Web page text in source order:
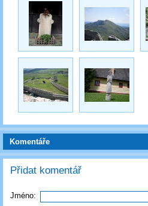
Komentáře
Přidat komentář
Jméno: